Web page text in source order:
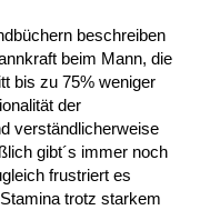
beschreiben
beim Mann, die
bis zu 75% weniger
der
verständlicherweise
gibt´s immer noch
frustriert es
trotz starkem